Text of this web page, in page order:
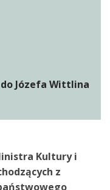
Józefa Wittlina
Kultury i
z